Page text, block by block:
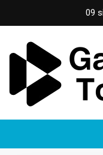
to
content
09
Gazeta